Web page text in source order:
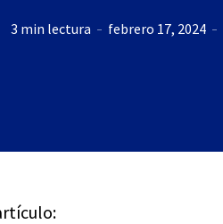
3 min lectura febrero 17, 2024